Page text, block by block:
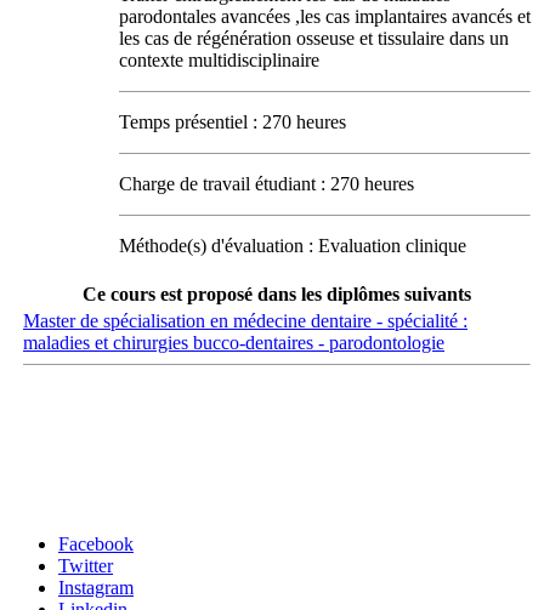
parodontales avancées ,les cas implantaires avancés et
les cas de régénération osseuse et tissulaire dans un
contexte multidisciplinaire
Temps présentiel : 270 heures
Charge de travail étudiant : 270 heures
Méthode(s) d'évaluation : Evaluation clinique
Ce cours est proposé dans les diplômes suivants
Master de spécialisation en médecine dentaire - spécialité :
maladies et chirurgies bucco-dentaires - parodontologie
Facebook
Twitter
Instagram